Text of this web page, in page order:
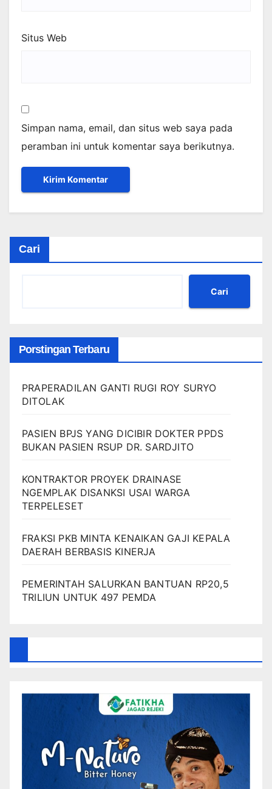
Situs Web
Simpan nama, email, dan situs web saya pada
peramban ini untuk komentar saya berikutnya.
Cari
Cari
Porstingan Terbaru
PRAPERADILAN GANTI RUGI ROY SURYO
DITOLAK
PASIEN BPJS YANG DICIBIR DOKTER PPDS
BUKAN PASIEN RSUP DR. SARDJITO
KONTRAKTOR PROYEK DRAINASE
NGEMPLAK DISANKSI USAI WARGA
TERPELESET
FRAKSI PKB MINTA KENAIKAN GAJI KEPALA
DAERAH BERBASIS KINERJA
PEMERINTAH SALURKAN BANTUAN RP20,5
TRILIUN UNTUK 497 PEMDA